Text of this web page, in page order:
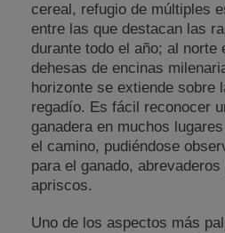
cereal, refugio de múltiples
entre las que destacan las
durante todo el año; al norte
dehesas de encinas
horizonte se extiende sobre
regadío. Es fácil reconocer
ganadera en muchos
el camino, pudiéndose
para el ganado,
apriscos.
Uno de los aspectos más